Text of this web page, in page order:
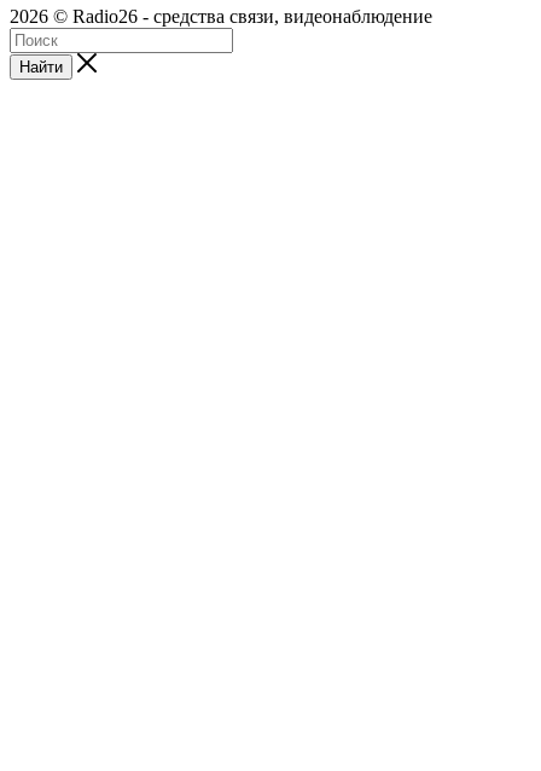
2026 © Radio26 - средства связи, видеонаблюдение
Найти